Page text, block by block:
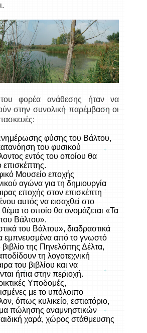
φορέα ανάθεσης ήταν να
στην συνολική παρέμβαση οι
φύσης του Βάλτου,
του φυσικού
εντός του οποίου θα
επισκέπτης.
Μουσείο εποχής
αγώνα για τη δημιουργία
εποχής στον επισκέπτη
αυτός να εισαχθεί στο
θέμα το οποίο θα ονομάζεται «Τα
Βάλτου».
του Βάλτου», διαδραστικά
εμπνευσμένα από το γνωστό
βιβλίο της Πηνελόπης Δέλτα,
τη λογοτεχνική
του βιβλίου και να
ήπια στην περιοχή.
Υποδομές,
με το υπόλοιπο
όπως κυλικείο, εστιατόριο,
πώλησης αναμνηστικών
χαρά, χώρος στάθμευσης